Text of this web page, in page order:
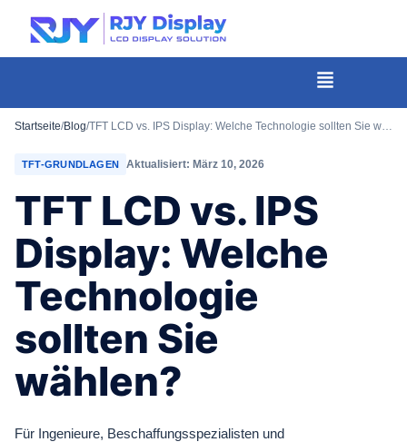
Wähle
für
Menü
Startseite/Blog/ TFT LCD vs. IPS Display: Welche Technologie sollten Sie wählen?
TFT-GRUNDLAGEN Aktualisiert: März 10, 2026
TFT LCD vs. IPS
Display: Welche
Technologie
sollten Sie
wählen?
Für Ingenieure, Beschaffungsspezialisten und